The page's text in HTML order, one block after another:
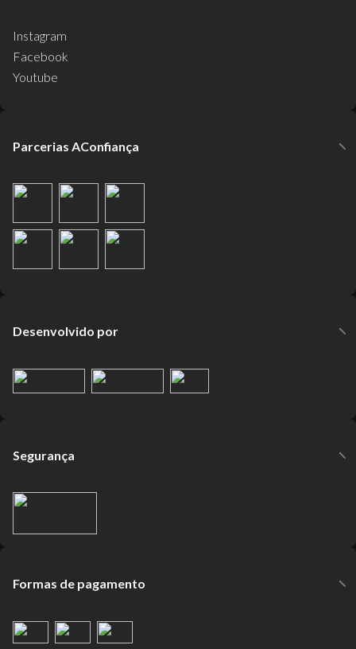
Instagram
Facebook
Youtube
Parcerias AConfiança
Desenvolvido por
Segurança
Formas de pagamento